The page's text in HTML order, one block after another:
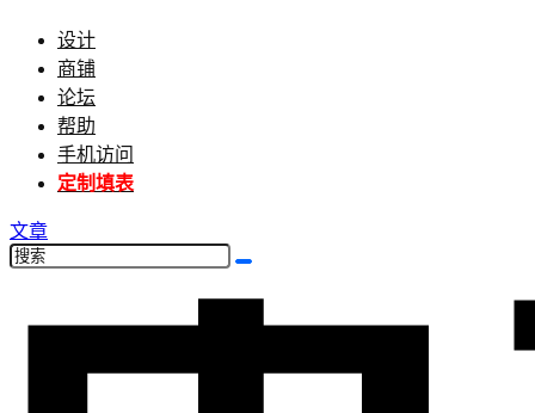
设计
商铺
论坛
帮助
手机访问
定制填表
文章